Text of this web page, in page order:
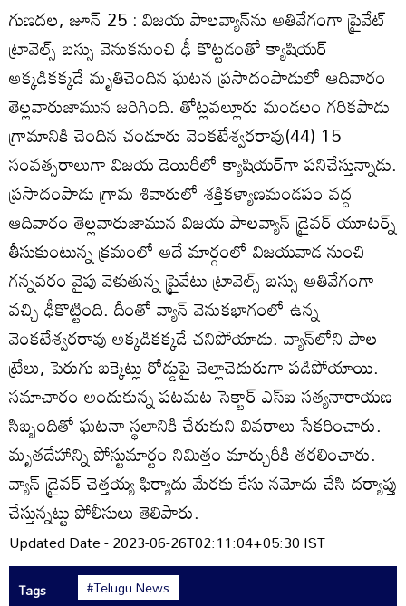
గుణదల, జూన్‌ 25 : విజయ పాలవ్యాన్‌ను అతివేగంగా ప్రైవేట్‌
ట్రావెల్స్‌ బస్సు వెనుకనుంచి ఢీ కొట్టడంతో క్యాషియర్‌
అక్కడికక్కడే మృతిచెందిన ఘటన ప్రసాదంపాడులో ఆదివారం
తెల్లవారుజామున జరిగింది. తోట్లవల్లూరు మండలం గరికపాడు
గ్రామానికి చెందిన చండూరు వెంకటేశ్వరరావు(44) 15
సంవత్సరాలుగా విజయ డెయిరీలో క్యాషియర్‌గా పనిచేస్తున్నాడు.
ప్రసాదంపాడు గ్రామ శివారులో శక్తికళ్యాణమండపం వద్ద
ఆదివారం తెల్లవారుజామున విజయ పాలవ్యాన్‌ డ్రైవర్‌ యూటర్న్‌
తీసుకుంటున్న క్రమంలో అదే మార్గంలో విజయవాడ నుంచి
గన్నవరం వైపు వెళుతున్న ప్రైవేటు ట్రావెల్స్‌ బస్సు అతివేగంగా
వచ్చి ఢీకొట్టింది. దీంతో వ్యాన్‌ వెనుకభాగంలో ఉన్న
వెంకటేశ్వరరావు అక్కడికక్కడే చనిపోయాడు. వ్యాన్‌లోని పాల
ట్రేలు, పెరుగు బక్కెట్లు రోడ్డుపై చెల్లాచెదురుగా పడిపోయాయి.
సమాచారం అందుకున్న పటమట సెక్టార్‌ ఎస్‌ఐ సత్యనారాయణ
సిబ్బందితో ఘటనా స్థలానికి చేరుకుని వివరాలు సేకరించారు.
మృతదేహాన్ని పోస్టుమార్టం నిమిత్తం మార్చురీకి తరలించారు.
వ్యాన్‌ డ్రైవర్‌ చెత్తయ్య ఫిర్యాదు మేరకు కేసు నమోదు చేసి దర్యాప్తు
చేస్తున్నట్టు పోలీసులు తెలిపారు.
Updated Date - 2023-06-26T02:11:04+05:30 IST
Tags #Telugu News